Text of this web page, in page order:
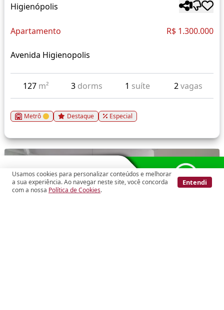
Usamos cookies para personalizar conteúdos e melhorar
a sua experiência. Ao navegar neste site, você concorda
com a nossa Política de Cookies.
Entendi
Higienópolis
Apartamento R$ 1.300.000
Avenida Higienopolis
127 m² 3 dorms 1 suíte 2vagas
Metrô Destaque Especial